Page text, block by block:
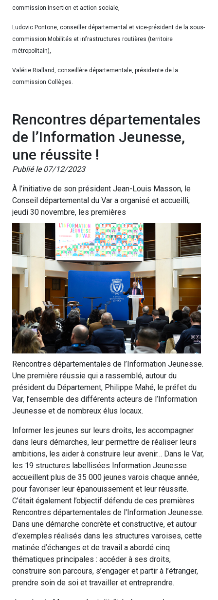
commission Insertion et action sociale,
Ludovic Pontone, conseiller départemental et vice-président de la sous-
commission Mobilités et infrastructures routières (territoire
métropolitain),
Valérie Rialland, conseillère départementale, présidente de la
commission Collèges.
Rencontres départementales
de l’Information Jeunesse,
une réussite !
Publié le 07/12/2023
À l’initiative de son président Jean-Louis Masson, le
Conseil départemental du Var a organisé et accueilli,
jeudi 30 novembre, les premières
Rencontres départementales de l’Information Jeunesse.
Une première réussie qui a rassemblé, autour du
président du Département, Philippe Mahé, le préfet du
Var, l’ensemble des différents acteurs de l’Information
Jeunesse et de nombreux élus locaux.
Informer les jeunes sur leurs droits, les accompagner
dans leurs démarches, leur permettre de réaliser leurs
ambitions, les aider à construire leur avenir… Dans le Var,
les 19 structures labellisées Information Jeunesse
accueillent plus de 35 000 jeunes varois chaque année,
pour favoriser leur épanouissement et leur réussite.
C’était également l’objectif défendu de ces premières
Rencontres départementales de l'Information Jeunesse.
Dans une démarche concrète et constructive, et autour
d’exemples réalisés dans les structures varoises, cette
matinée d’échanges et de travail a abordé cinq
thématiques principales : accéder à ses droits,
construire son parcours, s’engager et partir à l’étranger,
prendre soin de soi et travailler et entreprendre.